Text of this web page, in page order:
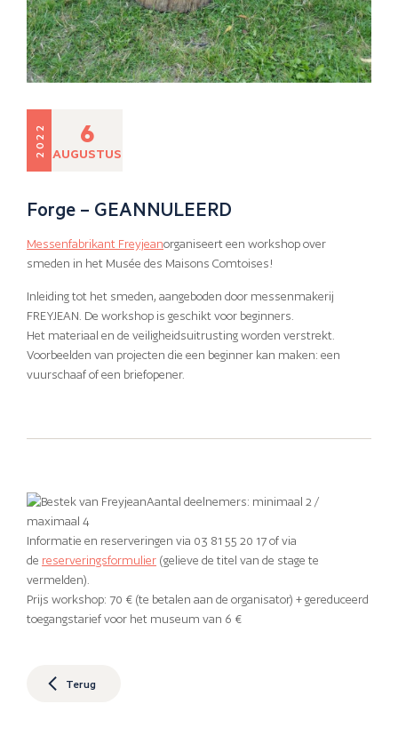
2022 6
AUGUSTUS
Forge – GEANNULEERD
Messenfabrikant Freyjeanorganiseert een workshop over
smeden in het Musée des Maisons Comtoises!
Inleiding tot het smeden, aangeboden door messenmakerij
FREYJEAN. De workshop is geschikt voor beginners.
Het materiaal en de veiligheidsuitrusting worden verstrekt.
Voorbeelden van projecten die een beginner kan maken: een
vuurschaaf of een briefopener.
Aantal deelnemers: minimaal 2 /
maximaal 4
Informatie en reserveringen via 03 81 55 20 17 of via
de reserveringsformulier (gelieve de titel van de stage te
vermelden).
Prijs workshop: 70 € (te betalen aan de organisator) + gereduceerd
toegangstarief voor het museum van 6 €
Terug